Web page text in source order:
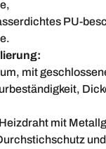
PU-
mit
mit